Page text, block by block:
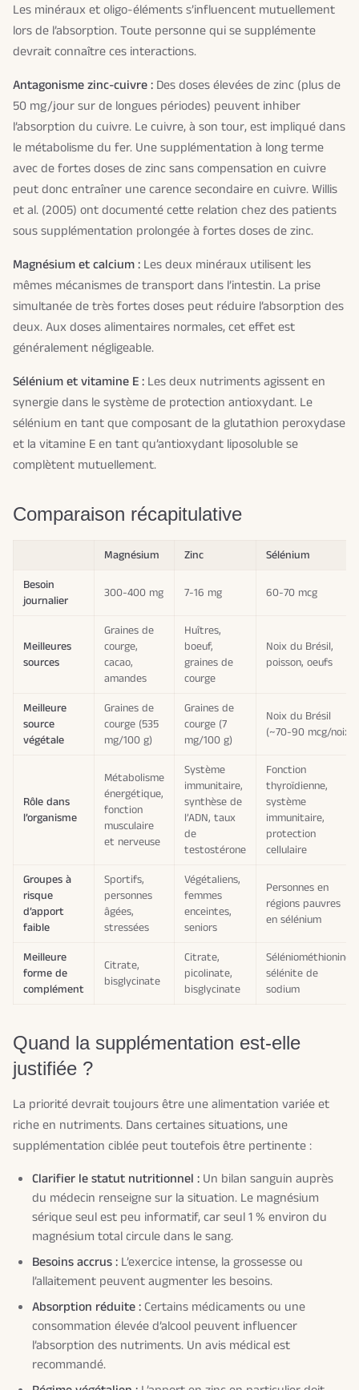
Les minéraux et oligo-éléments s’influencent mutuellement
lors de l’absorption. Toute personne qui se supplémente
devrait connaître ces interactions.
Antagonisme zinc-cuivre : Des doses élevées de zinc (plus de
50 mg/jour sur de longues périodes) peuvent inhiber
l’absorption du cuivre. Le cuivre, à son tour, est impliqué dans
le métabolisme du fer. Une supplémentation à long terme
avec de fortes doses de zinc sans compensation en cuivre
peut donc entraîner une carence secondaire en cuivre. Willis
et al. (2005) ont documenté cette relation chez des patients
sous supplémentation prolongée à fortes doses de zinc.
Magnésium et calcium : Les deux minéraux utilisent les
mêmes mécanismes de transport dans l’intestin. La prise
simultanée de très fortes doses peut réduire l’absorption des
deux. Aux doses alimentaires normales, cet effet est
généralement négligeable.
Sélénium et vitamine E : Les deux nutriments agissent en
synergie dans le système de protection antioxydant. Le
sélénium en tant que composant de la glutathion peroxydase
et la vitamine E en tant qu’antioxydant liposoluble se
complètent mutuellement.
Comparaison récapitulative
Magnésium Zinc
Sélénium
Besoin
journalier
300-400 mg 7-16 mg 60-70 mcg
Meilleures
sources
Graines de
courge,
cacao,
amandes
Huîtres,
boeuf,
graines de
courge
Noix du Brésil,
poisson, oeufs
Meilleure
source
végétale
Graines de
courge (535
mg/100 g)
Graines de
courge (7
mg/100 g)
Noix du Brésil
(~70-90 mcg/noix)
Rôle dans
l’organisme
Métabolisme
énergétique,
fonction
musculaire
et nerveuse
Système
immunitaire,
synthèse de
l’ADN, taux
de
testostérone
Fonction
thyroïdienne,
système
immunitaire,
protection
cellulaire
Groupes à
risque
d’apport
faible
Sportifs,
personnes
âgées,
stressées
Végétaliens,
femmes
enceintes,
seniors
Personnes en
régions pauvres
en sélénium
Meilleure
forme de
complément
Citrate,
bisglycinate
Citrate,
picolinate,
bisglycinate
Séléniométhionine,
sélénite de
sodium
Quand la supplémentation est-elle
justifiée ?
La priorité devrait toujours être une alimentation variée et
riche en nutriments. Dans certaines situations, une
supplémentation ciblée peut toutefois être pertinente :
Clarifier le statut nutritionnel : Un bilan sanguin auprès
du médecin renseigne sur la situation. Le magnésium
sérique seul est peu informatif, car seul 1 % environ du
magnésium total circule dans le sang.
Besoins accrus : L’exercice intense, la grossesse ou
l’allaitement peuvent augmenter les besoins.
Absorption réduite :Certains médicaments ou une
consommation élevée d’alcool peuvent influencer
l’absorption des nutriments. Un avis médical est
recommandé.